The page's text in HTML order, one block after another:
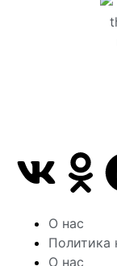
О нас
Политика
О нас